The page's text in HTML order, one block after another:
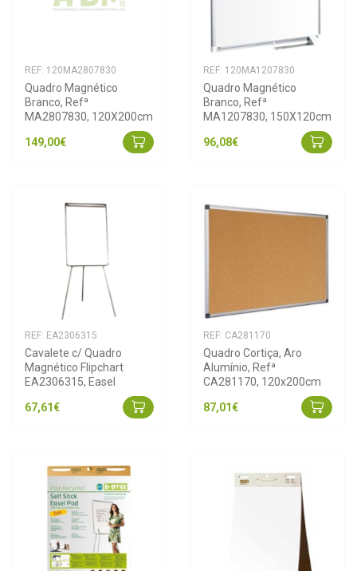
REF: 120MA2807830
Quadro Magnético
Branco, Refª
MA2807830, 120X200cm
149,00€
REF: 120MA1207830
Quadro Magnético
Branco, Refª
MA1207830, 150X120cm
96,08€
REF: EA2306315
Cavalete c/ Quadro
Magnético Flipchart
EA2306315, Easel
67,61€
REF: CA281170
Quadro Cortiça, Aro
Alumínio, Refª
CA281170, 120x200cm
87,01€